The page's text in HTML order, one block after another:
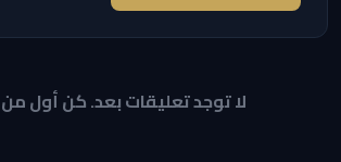
لا توجد تعليقات بعد. كن أول